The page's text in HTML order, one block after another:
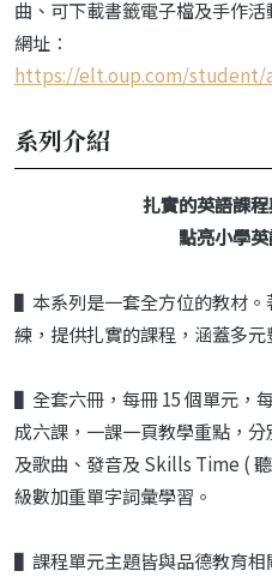
曲、可下載書籤電子檔及手作活
網址：
https://elt.oup.com/student/
系列介紹
扎實的英語課
點亮小學
▌本系列是一套全方位的教材。
練，提供扎實的課程，涵蓋多元
▌全套六冊，每冊 15 個單元，
成六課，一課一頁教學重點，
及歌曲、發音及 Skills Time (
級數加重單字詞彙學習。
▌課程單元主題皆與品德教育